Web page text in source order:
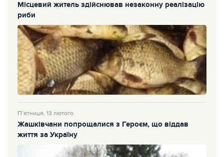
Місцевий житель здійснював незаконну реалізацію
риби
П’ятниця, 13 лютого
Жашківчани попрощалися з Героєм, що віддав
життя за Україну